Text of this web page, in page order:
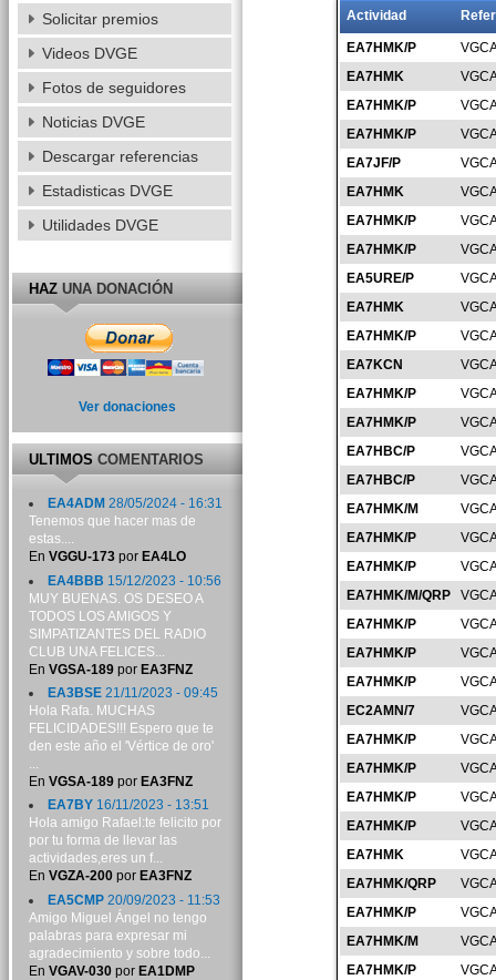
Actividad
EA7HMK/P
EA7HMK
EA7HMK/P
EA7HMK/P
EA7JF/P
EA7HMK
EA7HMK/P
EA7HMK/P
EA5URE/P
EA7HMK
EA7HMK/P
EA7KCN
EA7HMK/P
EA7HMK/P
EA7HBC/P
EA7HBC/P
EA7HMK/M
EA7HMK/P
EA7HMK/P
EA7HMK/M/QRP
EA7HMK/P
EA7HMK/P
EA7HMK/P
EC2AMN/7
EA7HMK/P
EA7HMK/P
EA7HMK/P
EA7HMK/P
EA7HMK
EA7HMK/QRP
EA7HMK/P
EA7HMK/M
EA7HMK/P
Solicitar premios
Videos DVGE
Fotos de seguidores
Noticias DVGE
Descargar referencias
Estadisticas DVGE
Utilidades DVGE
HAZUNA DONACIÓN
Ver donaciones
ULTIMOSCOMENTARIOS
EA4ADM 28/05/2024 - 16:31
Tenemos que hacer mas de
estas....
En VGGU-173por EA4LO
EA4BBB 15/12/2023 - 10:56
MUY BUENAS. OS DESEO A
TODOS LOS AMIGOS Y
SIMPATIZANTES DEL RADIO
CLUB UNA FELICES...
En VGSA-189por EA3FNZ
EA3BSE21/11/2023 - 09:45
Hola Rafa. MUCHAS
FELICIDADES!!! Espero que te
den este año el 'Vértice de oro'
...
En VGSA-189por EA3FNZ
EA7BY16/11/2023 - 13:51
Hola amigo Rafael:te felicito por
por tu forma de llevar las
actividades,eres un f...
En VGZA-200por EA3FNZ
EA5CMP20/09/2023 - 11:53
Amigo Miguel Ángel no tengo
palabras para expresar mi
agradecimiento y sobre todo...
En VGAV-030por EA1DMP